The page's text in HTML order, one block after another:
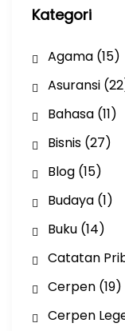
Kategori
Agama(15)
Asuransi
Bahasa(11)
Bisnis(27)
Blog(15)
Budaya(1)
Buku(14)
Catatan
Cerpen(19)
Cerpen